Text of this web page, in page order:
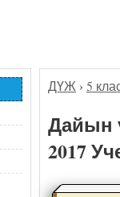
ДҮЖ › 5
Дайын
2017